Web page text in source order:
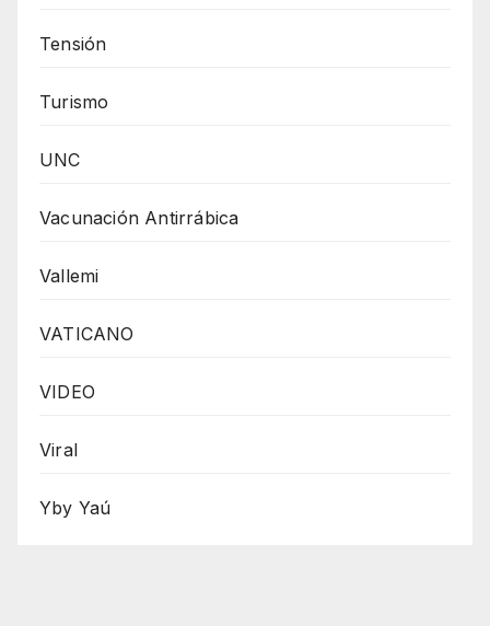
Tensión
Turismo
UNC
Vacunación Antirrábica
Vallemi
VATICANO
VIDEO
Viral
Yby Yaú